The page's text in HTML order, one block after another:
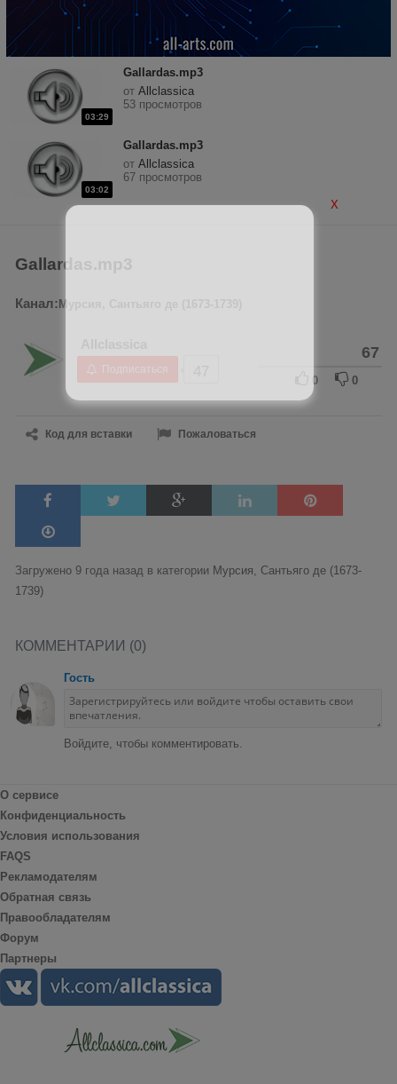
03:29
Gallardas.mp3
от Allclassica
53 просмотров
03:02
Gallardas.mp3
от Allclassica
67 просмотров
Gallardas.mp3
Канал: Мурсия, Сантьяго де (1673-1739)
Подписаться
67
0 0
Код для вставки Пожаловаться
Загружено 9 года назад в категории Мурсия, Сантьяго де (1673-
1739)
КОММЕНТАРИИ (0)
Гость
Войдите, чтобы комментировать.
О сервисе
Конфиденциальность
Условия использования
FAQS
Рекламодателям
Обратная связь
Правообладателям
Форум
Партнеры
X